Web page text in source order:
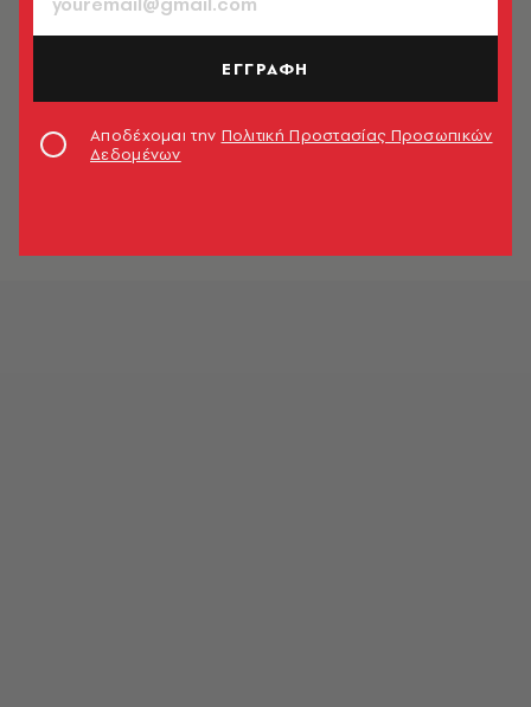
Σέργιος Θεοδωρίδης
ΚΟΙΝΩΝΙΑ
Parasocial media: Δεν κάνουμε
παρέα – παρακολουθούμε κι
ΕΓΓΡΑΦΗ
Αποδέχομαι την Πολιτική Προστασίας Προσωπικών
Δεδομένων